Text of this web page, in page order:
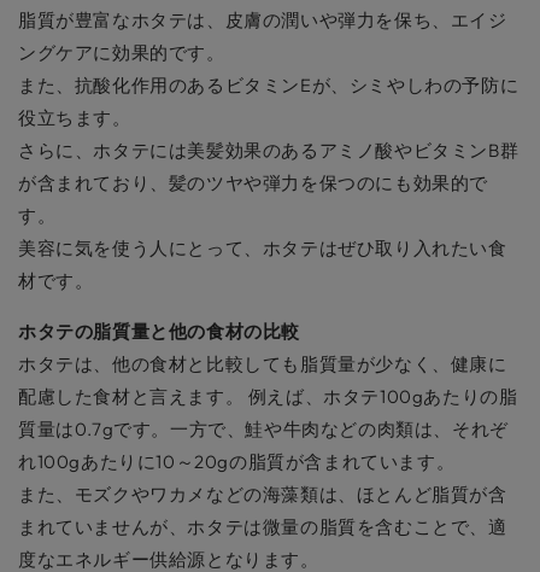
脂質が豊富なホタテは、皮膚の潤いや弾力を保ち、エイジ
ングケアに効果的です。
また、抗酸化作用のあるビタミンEが、シミやしわの予防に
役立ちます。
さらに、ホタテには美髪効果のあるアミノ酸やビタミンB群
が含まれており、髪のツヤや弾力を保つのにも効果的で
す。
美容に気を使う人にとって、ホタテはぜひ取り入れたい食
材です。
ホタテの脂質量と他の食材の比較
ホタテは、他の食材と比較しても脂質量が少なく、健康に
配慮した食材と言えます。 例えば、ホタテ100gあたりの脂
質量は0.7gです。一方で、鮭や牛肉などの肉類は、それぞ
れ100gあたりに10～20gの脂質が含まれています。
また、モズクやワカメなどの海藻類は、ほとんど脂質が含
まれていませんが、ホタテは微量の脂質を含むことで、適
度なエネルギー供給源となります。